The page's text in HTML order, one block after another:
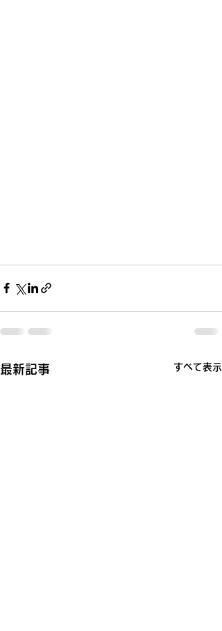
最新記事 すべて表示